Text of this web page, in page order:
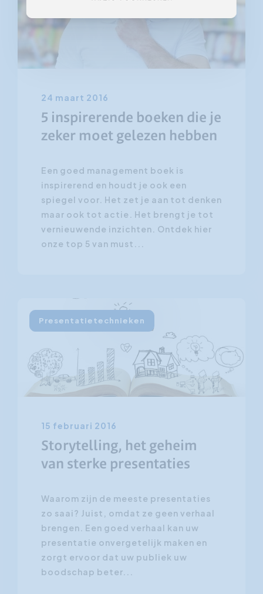
24 maart 2016
5 inspirerende boeken die je
zeker moet gelezen hebben
Een goed management boek is
inspirerend en houdt je ook een
spiegel voor. Het zet je aan tot denken
maar ook tot actie. Het brengt je tot
vernieuwende inzichten. Ontdek hier
onze top 5 van must...
Presentatietechnieken
15 februari 2016
Storytelling, het geheim
van sterke presentaties
Waarom zijn de meeste presentaties
zo saai? Juist, omdat ze geen verhaal
brengen. Een goed verhaal kan uw
presentatie onvergetelijk maken en
zorgt ervoor dat uw publiek uw
boodschap beter...